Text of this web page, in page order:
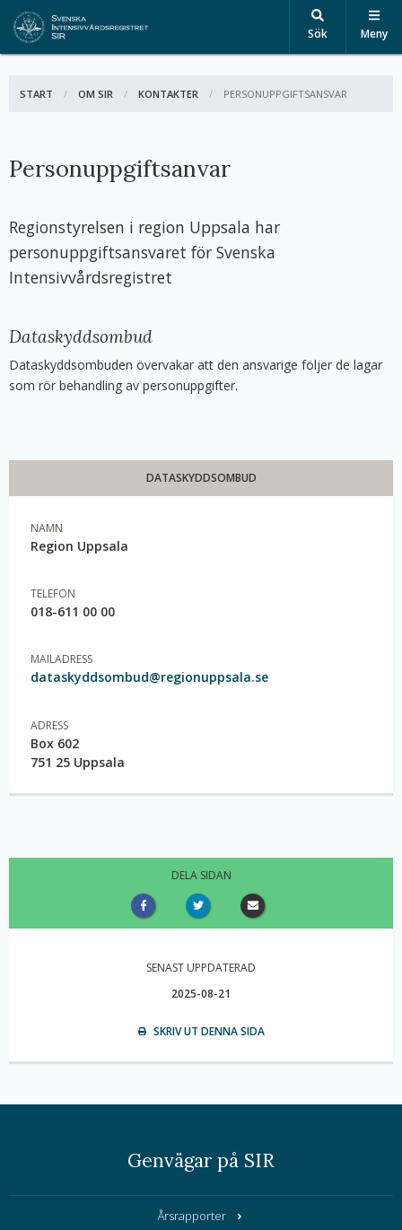
Sök Meny
START OM SIR KONTAKTER AKTIV:
PERSONUPPGIFTSANSVAR
Personuppgiftsanvar
Regionstyrelsen i region Uppsala har
personuppgiftsansvaret för Svenska
Intensivvårdsregistret
Dataskyddsombud
Dataskyddsombuden övervakar att den ansvarige följer de lagar
som rör behandling av personuppgifter.
DATASKYDDSOMBUD
NAMN
Region Uppsala
TELEFON
018-611 00 00
MAILADRESS
dataskyddsombud@regionuppsala.se
ADRESS
Box 602
751 25 Uppsala
DELA SIDAN
SENAST UPPDATERAD
2025-08-21
SKRIV UT DENNA SIDA
Genvägar på SIR
Årsrapporter